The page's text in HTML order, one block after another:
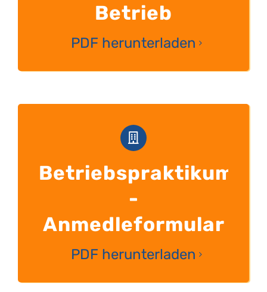
Betrieb
PDF herunterladen
Betriebspraktikum
-
Anmedleformular
PDF herunterladen